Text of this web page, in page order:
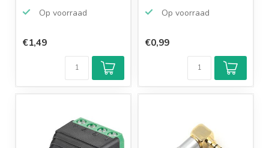
Op voorraad
€1,49
Op voorraad
9,2/10
Achteraf
betalen mogelijk
€0,99